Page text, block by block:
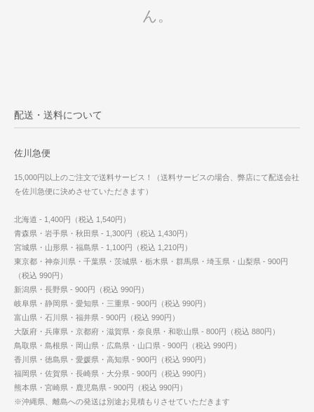
ん。
配送・送料について
佐川急便
15,000円以上のご注文で送料サービス！（送料サービスの場合、弊店にて配送会社
を佐川急便に決めさせていただきます）
北海道 - 1,400円（税込 1,540円）
青森県・岩手県・秋田県 - 1,300円（税込 1,430円）
宮城県・山形県・福島県 - 1,100円（税込 1,210円）
東京都・神奈川県・千葉県・茨城県・栃木県・群馬県・埼玉県・山梨県 - 900円
（税込 990円）
新潟県・長野県 - 900円（税込 990円）
岐阜県・静岡県・愛知県・三重県 - 900円（税込 990円）
富山県・石川県・福井県 - 900円（税込 990円）
大阪府・兵庫県・京都府・滋賀県・奈良県・和歌山県 - 800円（税込 880円）
鳥取県・島根県・岡山県・広島県・山口県 - 900円（税込 990円）
香川県・徳島県・愛媛県・高知県 - 900円（税込 990円）
福岡県・佐賀県・長崎県・大分県 - 900円（税込 990円）
熊本県・宮崎県・鹿児島県 - 900円（税込 990円）
※沖縄県、離島への発送は別途お見積もりさせていただきます